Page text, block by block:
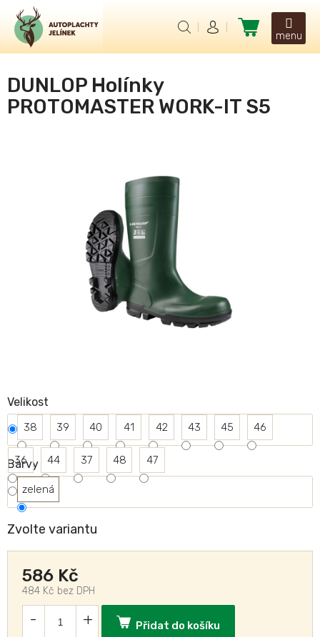
obsah
Nákupní
košík
DUNLOP Holínky
PROTOMASTER WORK-IT S5
Zvolte variantu
Velikost
38 39 40 41 42 43 45 46
36 44 37 48 47
Barvy
zelená
586 Kč
484 Kč bez DPH
Přidat do košíku